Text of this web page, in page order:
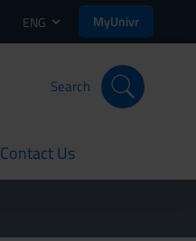
ENG MyUnivr
Search
Contact Us
current